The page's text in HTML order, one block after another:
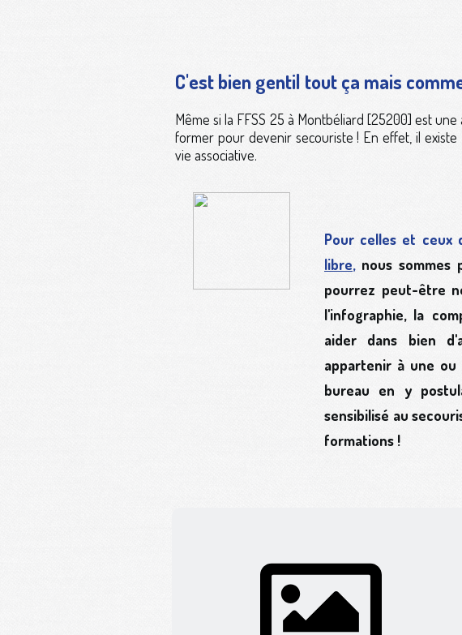
C'est bien gentil tout ça mais
Même si la FFSS 25 à Montbéliard [25200] est
former pour devenir secouriste ! En effet, il existe
vie associative.
Pour celles et ceux
libre, nous sommes
pourrez peut-être
l'infographie, la
aider dans bien
appartenir à une ou
bureau en y
sensibilisé au
formations !